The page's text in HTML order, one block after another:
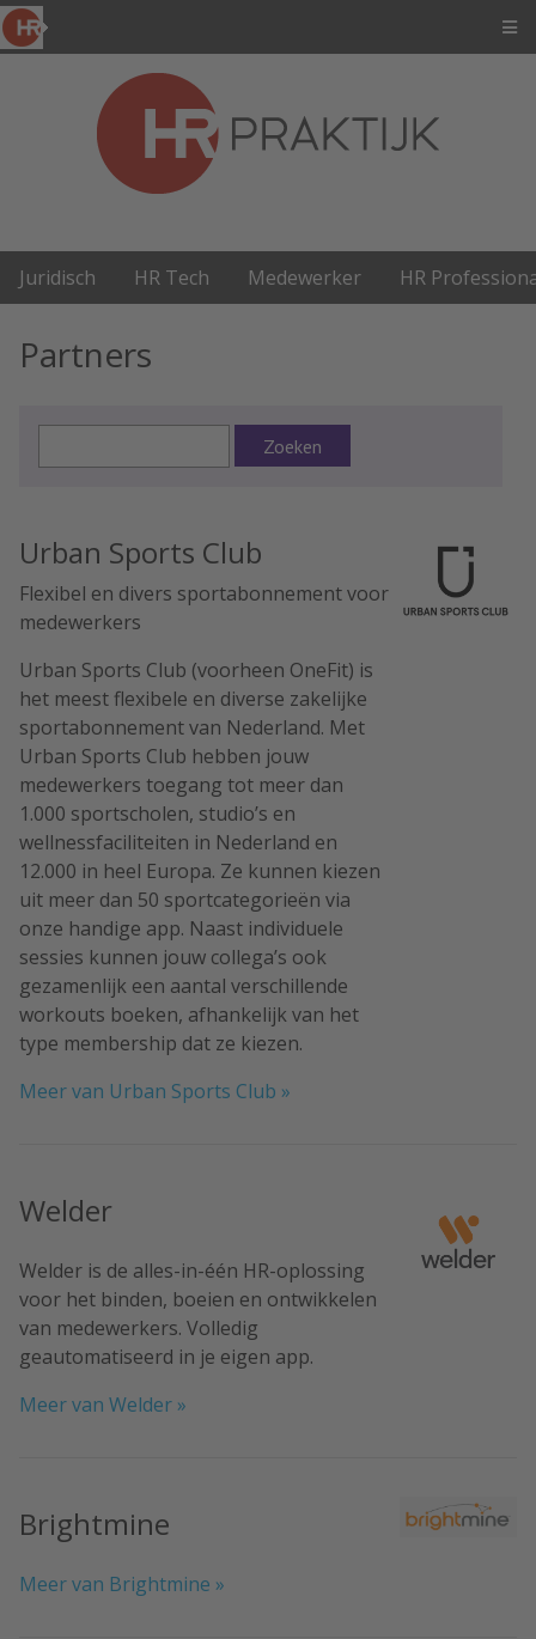
Juridisch HR Tech Medewerker HR
Partners
Zoeken
Urban Sports Club
Flexibel en divers sportabonnement voor
medewerkers
Urban Sports Club (voorheen OneFit) is
het meest flexibele en diverse zakelijke
sportabonnement van Nederland. Met
Urban Sports Club hebben jouw
medewerkers toegang tot meer dan
1.000 sportscholen, studio’s en
wellnessfaciliteiten in Nederland en
12.000 in heel Europa. Ze kunnen kiezen
uit meer dan 50 sportcategorieën via
onze handige app. Naast individuele
sessies kunnen jouw collega’s ook
gezamenlijk een aantal verschillende
workouts boeken, afhankelijk van het
type membership dat ze kiezen.
Meer van Urban Sports Club »
Welder
Welder is de alles-in-één HR-oplossing
voor het binden, boeien en ontwikkelen
van medewerkers. Volledig
geautomatiseerd in je eigen app.
Meer van Welder »
Brightmine
Meer van Brightmine »